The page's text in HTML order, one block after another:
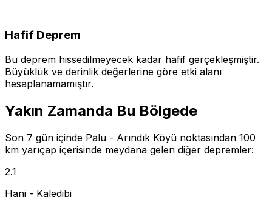
Hafif Deprem
Bu deprem hissedilmeyecek kadar hafif gerçekleşmiştir.
Büyüklük ve derinlik değerlerine göre etki alanı
hesaplanamamıştır.
Yakın Zamanda Bu Bölgede
Son 7 gün içinde Palu - Arındık Köyü noktasından 100
km yarıçap içerisinde meydana gelen diğer depremler:
2.1
Hani - Kaledibi